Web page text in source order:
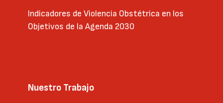
Indicadores de Violencia Obstétrica en los
Objetivos de la Agenda 2030
Nuestro Trabajo